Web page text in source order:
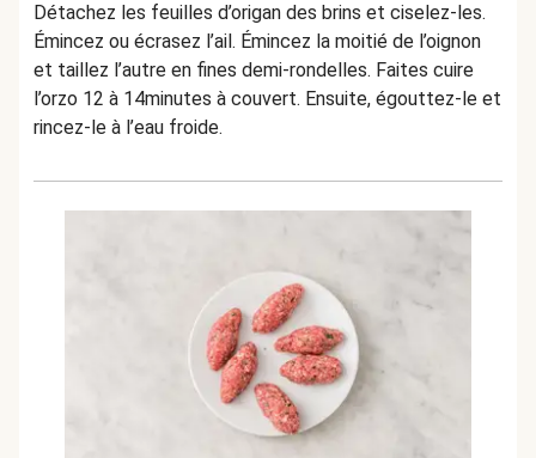
Détachez les feuilles d’origan des brins et ciselez-les.
Émincez ou écrasez l’ail. Émincez la moitié de l’oignon
et taillez l’autre en fines demi-rondelles. Faites cuire
l’orzo 12 à 14minutes à couvert. Ensuite, égouttez-le et
rincez-le à l’eau froide.